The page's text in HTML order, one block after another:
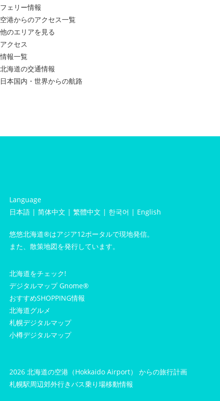
フェリー情報
空港からのアクセス一覧
他のエリアを見る
アクセス
情報一覧
北海道の交通情報
日本国内・世界からの航路
Language
日本語 | 简体中文 | 繁體中文 | 한국어 | English
悠悠北海道®はアジア12ポータルで現地発信。
また、散策地図を発行しています。
北海道をチェック!
デジタルマップ Gnome®
おすすめSHOPPING情報
北海道グルメ
札幌デジタルマップ
小樽デジタルマップ
2026 北海道の空港（Hokkaido Airport） からの旅行計画
札幌駅周辺郊外行きバス乗り場移動情報